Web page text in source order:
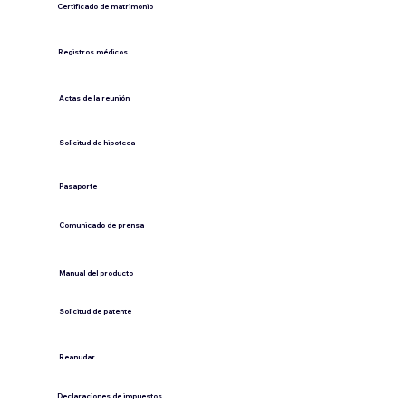
Certificado de matrimonio
Registros médicos
Actas de la reunión
Solicitud de hipoteca
Pasaporte
Comunicado de prensa
​Manual del producto
​Solicitud de patente
​Reanudar
Declaraciones de impuestos